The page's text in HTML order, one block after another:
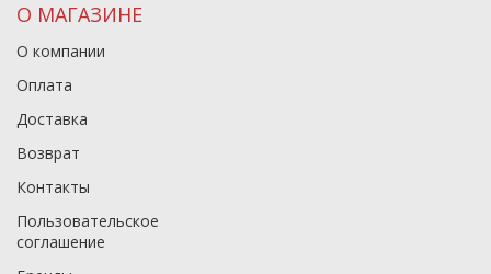
О МАГАЗИНЕ
О компании
Оплата
Доставка
Возврат
Контакты
Пользовательское
соглашение